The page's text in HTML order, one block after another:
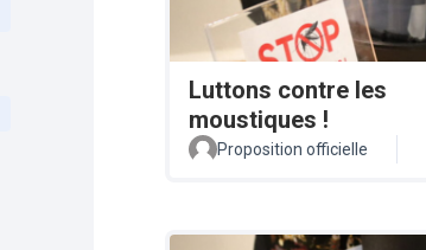
Luttons contre les
moustiques !
Proposition officielle